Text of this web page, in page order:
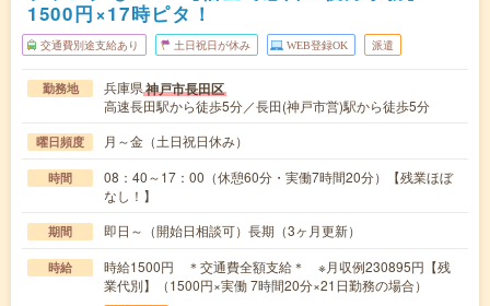
1500円×17時ピタ！
交通費別途支給あり 土日祝日が休み WEB登録OK 派遣
勤務地 兵庫県神戸市長田区
高速長田駅から徒歩5分／長田(神戸市営)駅から徒歩5分
曜日頻度 月～金（土日祝日休み）
時間
08：40～17：00（休憩60分・実働7時間20分）【残業ほぼ
なし！】
期間 即日～（開始日相談可）長期（3ヶ月更新）
時給
時給1500円 ＊交通費全額支給＊ ※月収例230895円【残
業代別】（1500円×実働 7時間20分×21日勤務の場合）